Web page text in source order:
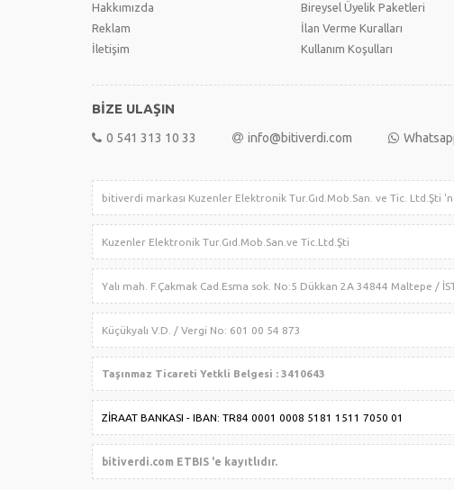
Hakkımızda
Reklam
İletişim
Bireysel Üyelik Paketleri
İlan Verme Kuralları
Kullanım Koşulları
BİZE ULAŞIN
0 541 313 10 33 info@bitiverdi.com
bitiverdi markası Kuzenler Elektronik Tur.Gıd.Mob.San.
Kuzenler Elektronik
Yalı mah. F.Çakmak Cad.Esma sok. No:5 Dükkan 2A
Küçükyalı V.D. / Vergi No: 601 00 54 873
Taşınmaz Ticareti Yetkli Belgesi : 3410643
ZİRAAT BANKASI - IBAN: TR84 0001 0008 5181 1511 7050 01
bitiverdi.com ETBIS 'e kayıtlıdır.